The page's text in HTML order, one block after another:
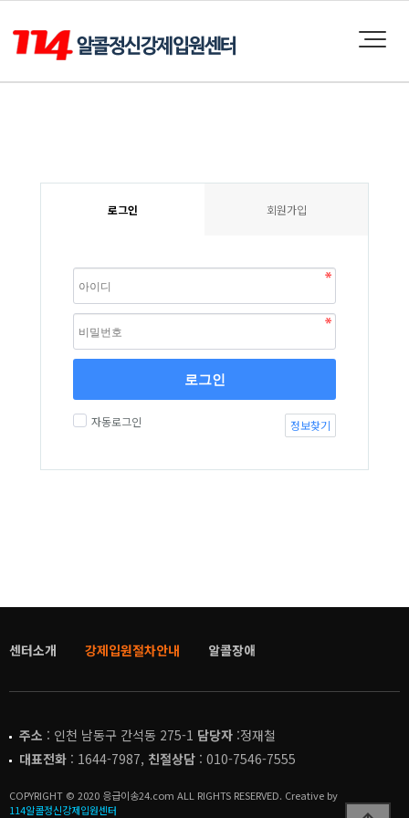
로그인 회원가입
로그인
자동로그인 정보찾기
센터소개 강제입원절차안내 알콜장애
주소 : 인천 남동구 간석동 275-1 담당자 :정재철
대표전화 : 1644-7987, 친절상담 : 010-7546-7555
COPYRIGHT © 2020 응급이송24.com ALL RIGHTS RESERVED. Creative by
114알콜정신강제입원센터